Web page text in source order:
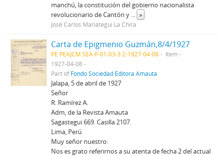
manchú, la constitución del gobierno nacionalista
revolucionario de Cantón y ... »
José Carlos Mariátegui La Chira
Carta de Epigmenio Guzmán,8/4/1927
PE PEAJCM SEA-F-01-03-3.2-1927-04-08
Item
1927-04-08
Part ofFondo Sociedad Editora Amauta
Jalapa, 5 de abril de 1927
Señor
R. Ramírez A.
Adm, de la Revista Amauta
Sagastegui 669. Casilla 2107.
Lima, Perú
Muy señor nuestro:
Nos es grato referirnos a su atenta de fecha 2 del actual